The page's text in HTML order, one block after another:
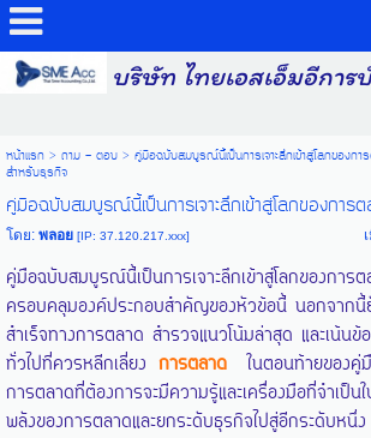
บริษัท ไทยเอสเอ็มอีก
หน้าแรก> ถาม - ตอบ> คู่มือฉบับสมบูรณ์นี้เป็นการเจาะลึกเข้าสู่โลกของกา
สำหรับธุรกิจ
คู่มือฉบับสมบูรณ์นี้เป็นการเจาะลึกเข้าสู่โลกของการ
โดย:พลอย [IP: 37.120.217.xxx]
คู่มือฉบับสมบูรณ์นี้เป็นการเจาะลึกเข้าสู่โลกของการ
ครอบคลุมองค์ประกอบสำคัญของหัวข้อนี้ นอกจากนี้
สำเร็จทางการตลาด สำรวจแนวโน้มล่าสุด และเน้น
ทั่วไปที่ควรหลีกเลี่ยง การตลาดในตอนท้ายของคู่
การตลาดที่ต้องการจะมีความรู้และเครื่องมือที่จำเป็นใ
พลังของการตลาดและยกระดับธุรกิจไปสู่อีกระดับหนึ่ง